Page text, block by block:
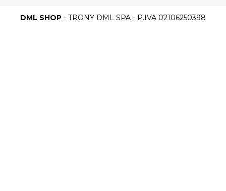
DML SHOP - TRONY DML SPA - P.IVA 02106250398